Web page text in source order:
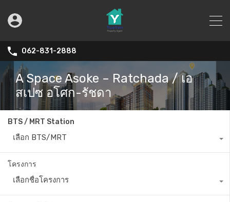
062-831-2888
A Space Asoke – Ratchada / เอ
สเปซ อโศก-รัชดา
BTS / MRT Station
เลือก BTS/MRT
โครงการ
เลือกชื่อโครงการ